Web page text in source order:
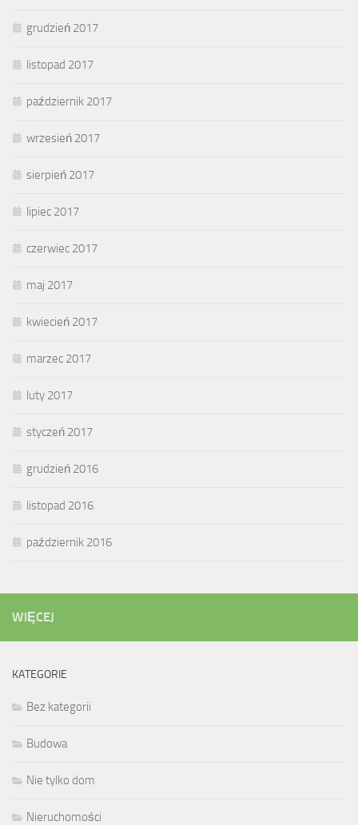
grudzień 2017
listopad 2017
październik 2017
wrzesień 2017
sierpień 2017
lipiec 2017
czerwiec 2017
maj 2017
kwiecień 2017
marzec 2017
luty 2017
styczeń 2017
grudzień 2016
listopad 2016
październik 2016
WIĘCEJ
KATEGORIE
Bez kategorii
Budowa
Nie tylko dom
Nieruchomości